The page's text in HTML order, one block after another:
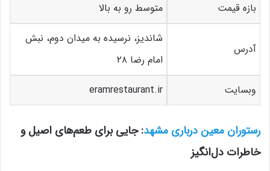
بازه قیمت
متوسط رو به بالا
آدرس
شاندیز، نرسیده به میدان دوم، نبش
امام رضا ۲۸
وبسایت
eramrestaurant.ir
رستوران معین درباری مشهد: جایی برای طعم‌های اصیل و
خاطرات دل‌انگیز